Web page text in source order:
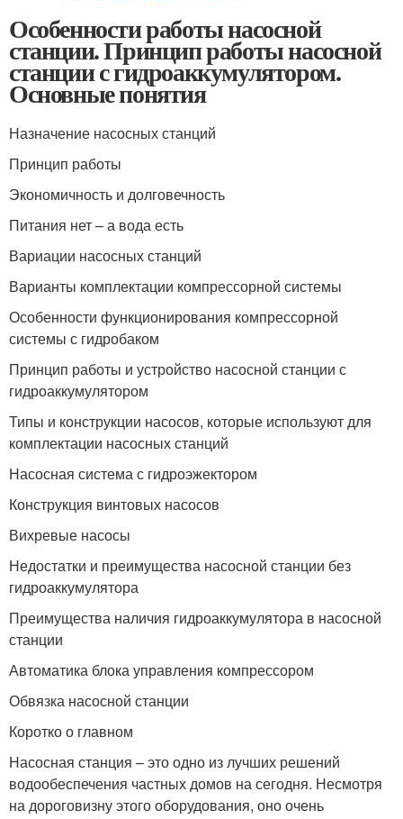
Особенности работы насосной
станции. Принцип работы насосной
станции с гидроаккумулятором.
Основные понятия
Назначение насосных станций
Принцип работы
Экономичность и долговечность
Питания нет – а вода есть
Вариации насосных станций
Варианты комплектации компрессорной системы
Особенности функционирования компрессорной
системы с гидробаком
Принцип работы и устройство насосной станции с
гидроаккумулятором
Типы и конструкции насосов, которые используют для
комплектации насосных станций
Насосная система с гидроэжектором
Конструкция винтовых насосов
Вихревые насосы
Недостатки и преимущества насосной станции без
гидроаккумулятора
Преимущества наличия гидроаккумулятора в насосной
станции
Автоматика блока управления компрессором
Обвязка насосной станции
Коротко о главном
Насосная станция – это одно из лучших решений
водообеспечения частных домов на сегодня. Несмотря
на дороговизну этого оборудования, оно очень